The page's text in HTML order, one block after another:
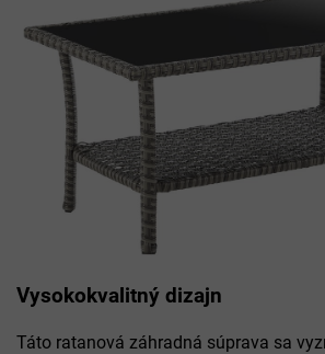
Vysokokvalitný dizajn
Táto ratanová záhradná súprava sa